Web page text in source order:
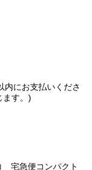
内にお支払いくださ
ます。)
宅急便コンパクト